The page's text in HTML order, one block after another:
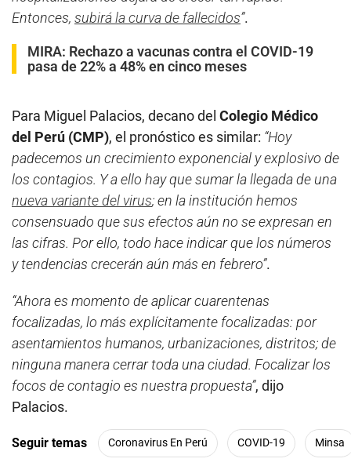
Entonces, subirá la curva de fallecidos”.
MIRA: Rechazo a vacunas contra el COVID-19
pasa de 22% a 48% en cinco meses
Para Miguel Palacios, decano del Colegio Médico
del Perú (CMP), el pronóstico es similar: “Hoy
padecemos un crecimiento exponencial y explosivo de
los contagios. Y a ello hay que sumar la llegada de una
nueva variante del virus; en la institución hemos
consensuado que sus efectos aún no se expresan en
las cifras. Por ello, todo hace indicar que los números
y tendencias crecerán aún más en febrero”.
“Ahora es momento de aplicar cuarentenas
focalizadas, lo más explícitamente focalizadas: por
asentamientos humanos, urbanizaciones, distritos; de
ninguna manera cerrar toda una ciudad. Focalizar los
focos de contagio es nuestra propuesta”, dijo
Palacios.
Seguir temas Coronavirus En Perú COVID-19 Minsa